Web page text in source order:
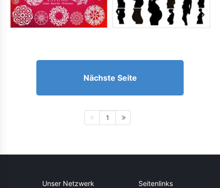
Nächste Seite
1
Unser Netzwerk Seitenlinks